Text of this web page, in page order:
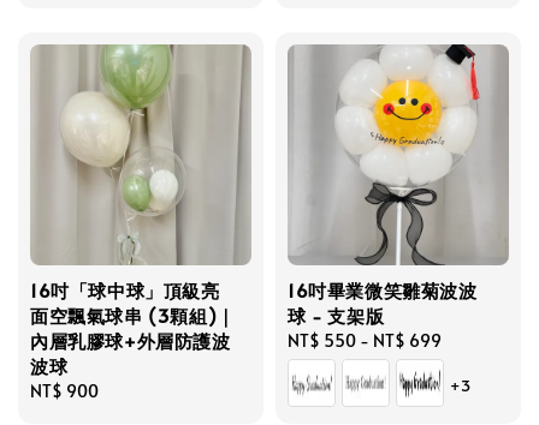
16吋「球中球」頂級亮
面空飄氣球串 (3顆組)｜
內層乳膠球+外層防護波
波球
Regular
NT$ 900
16吋畢業微笑雛菊波波
球 - 支架版
Regular
price
NT$ 550 - NT$ 699
+3